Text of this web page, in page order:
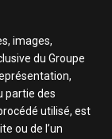
images,
du Groupe
partie des
utilisé, est
ou de l’un